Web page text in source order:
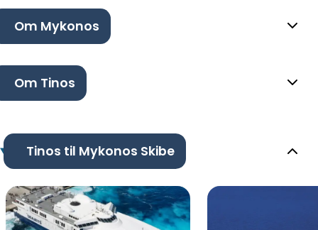
Om Mykonos
Om Tinos
Tinos til Mykonos Skibe